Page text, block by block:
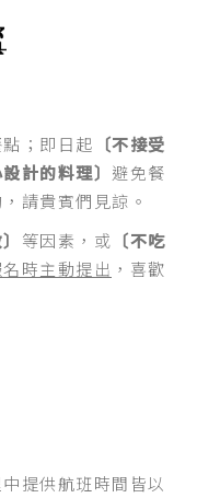
；即日起 〔不接受
計的料理〕 避免餐
請貴賓們見諒。
等因素，或 〔不吃
時主動提出 ，喜歡
中提供航班時間皆以